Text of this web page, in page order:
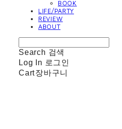
BOOK
LIFE/PARTY
REVIEW
ABOUT
Search 검색
Log In 로그인
Cart장바구니